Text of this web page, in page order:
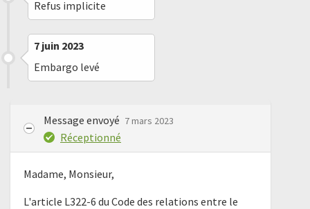
Refus implicite
7 juin 2023
Embargo levé
Message envoyé 7 mars 2023
Réceptionné
Madame, Monsieur,
L'article L322-6 du Code des relations entre le